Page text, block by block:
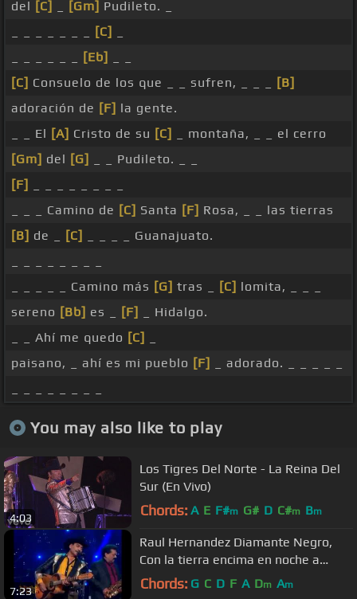
del [C] [Gm] Pudileto. _
[C]
[Eb]
[C] Consuelo de los que _ _ sufren, _ _ _
[B]
adoración de [F] la gente.
_ _ El [A] Cristo de su [C]
_ montaña, _ _ el cerro
[Gm] del [G]
_ _ Pudileto. _ _
[F]
_ _ _ Camino de [C] Santa [F] Rosa, _ _ las tierras
[B] de _ [C]
_ _ _ _ Guanajuato.
_ _ _ _ _ Camino más [G] tras _ [C] lomita, _ _ _
sereno [Bb] es _ [F]
_ Hidalgo.
_ _ Ahí me quedo [C]
paisano, _ ahí es mi pueblo [F]
_ adorado. _ _ _ _ _
You may also like to play
4:03
Los Tigres Del Norte - La Reina Del
Sur (En Vivo)
Chords: A E F#m G# D C#m Bm
7:23
Raul Hernandez Diamante Negro,
Con la tierra encima en noche a
noche contigo
Chords: G C D F A Dm Am